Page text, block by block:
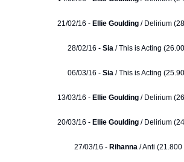
21/02/16 - Ellie Goulding / Delirium
28/02/16 - Sia / This is Acting
06/03/16 - Sia / This is Acting
13/03/16 - Ellie Goulding / Delirium
20/03/16 - Ellie Goulding / Delirium
27/03/16 - Rihanna / Anti (21.800